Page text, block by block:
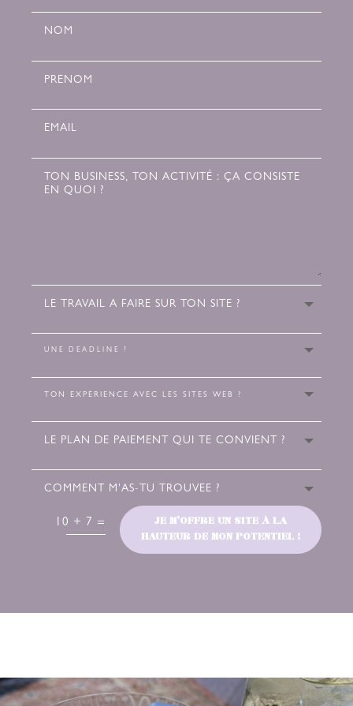
10 + 7 =
JE M'OFFRE UN SITE À LA
HAUTEUR DE MON POTENTIEL !